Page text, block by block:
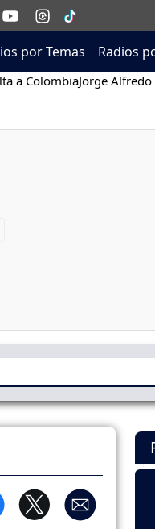
por Temas Radios
a ColombiaJorge Alfredo